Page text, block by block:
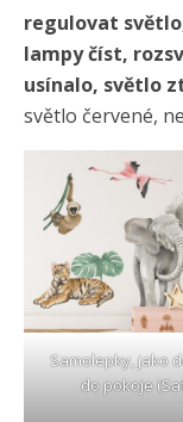
regulovat
lampy číst,
usínalo, světlo
světlo červené,
Samolepky, jako
do pokoje (